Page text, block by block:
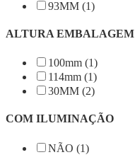
93MM (1)
ALTURA EMBALAGEM
100mm (1)
114mm (1)
30MM (2)
COM ILUMINAÇÃO
NÃO (1)